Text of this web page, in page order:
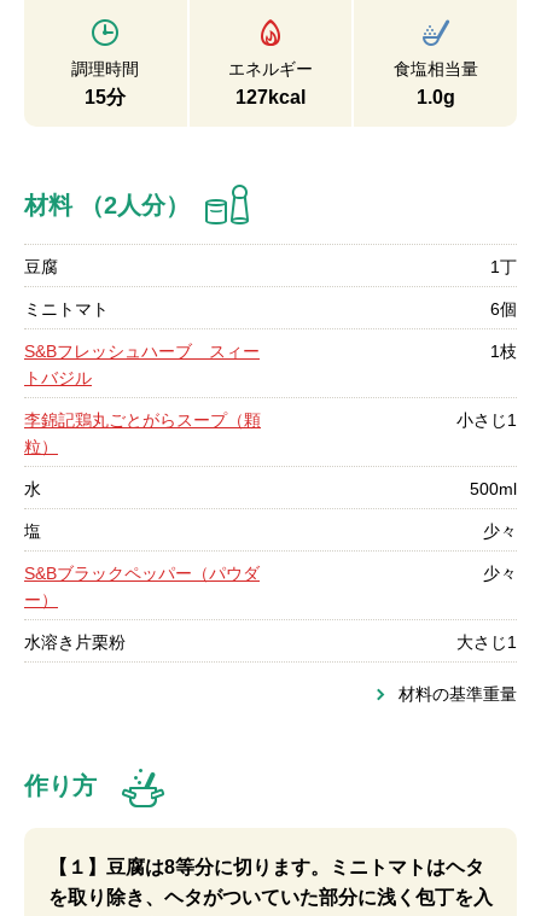
調理時間
15分
エネルギー
127kcal
食塩相当量
1.0g
材料 （2人分）
豆腐 1丁
ミニトマト 6個
S&Bフレッシュハーブ スィー
トバジル
1枝
李錦記鶏丸ごとがらスープ（顆
粒）
小さじ1
水 500ml
塩 少々
S&Bブラックペッパー（パウダ
ー）
少々
水溶き片栗粉 大さじ1
材料の基準重量
作り方
【１】豆腐は8等分に切ります。ミニトマトはヘタ
を取り除き、ヘタがついていた部分に浅く包丁を入